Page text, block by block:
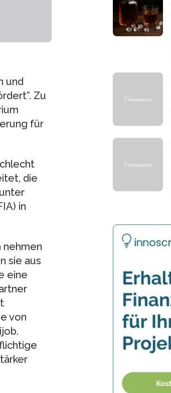
und
Zu
für
die
in
nehmen
sie aus
eine
von